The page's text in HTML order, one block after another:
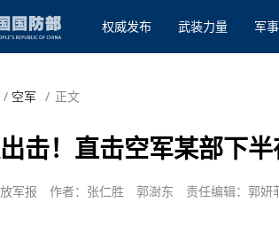
权威发布 武装力量 军
/ 空军 / 正文
击！直击空军某部下
军报 作者：张仁胜 郭澍东 责任编辑：郭妍